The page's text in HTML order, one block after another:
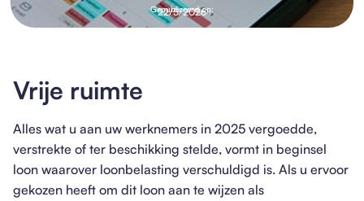
Gepubliceerd op:
22/5/2026
Vrije ruimte
Alles wat u aan uw werknemers in 2025 vergoedde,
verstrekte of ter beschikking stelde, vormt in beginsel
loon waarover loonbelasting verschuldigd is. Als u ervoor
gekozen heeft om dit loon aan te wijzen als